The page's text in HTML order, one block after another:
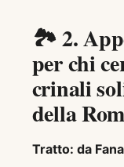
🏞️2.
per chi
crinali
della
Tratto: da